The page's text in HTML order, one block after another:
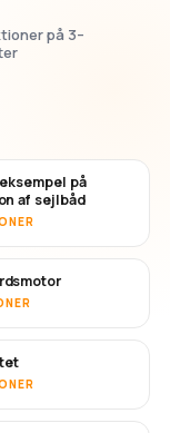
på 3–
på
af sejlbåd